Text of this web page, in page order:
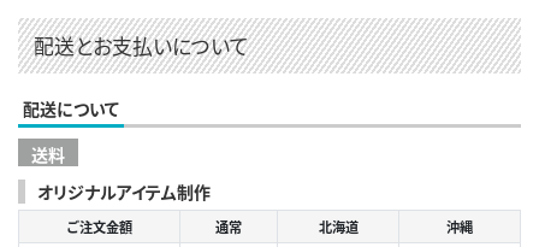
配送とお支払いについて
配送について
送料
オリジナルアイテム制作
ご注文金額 通常 北海道
沖縄